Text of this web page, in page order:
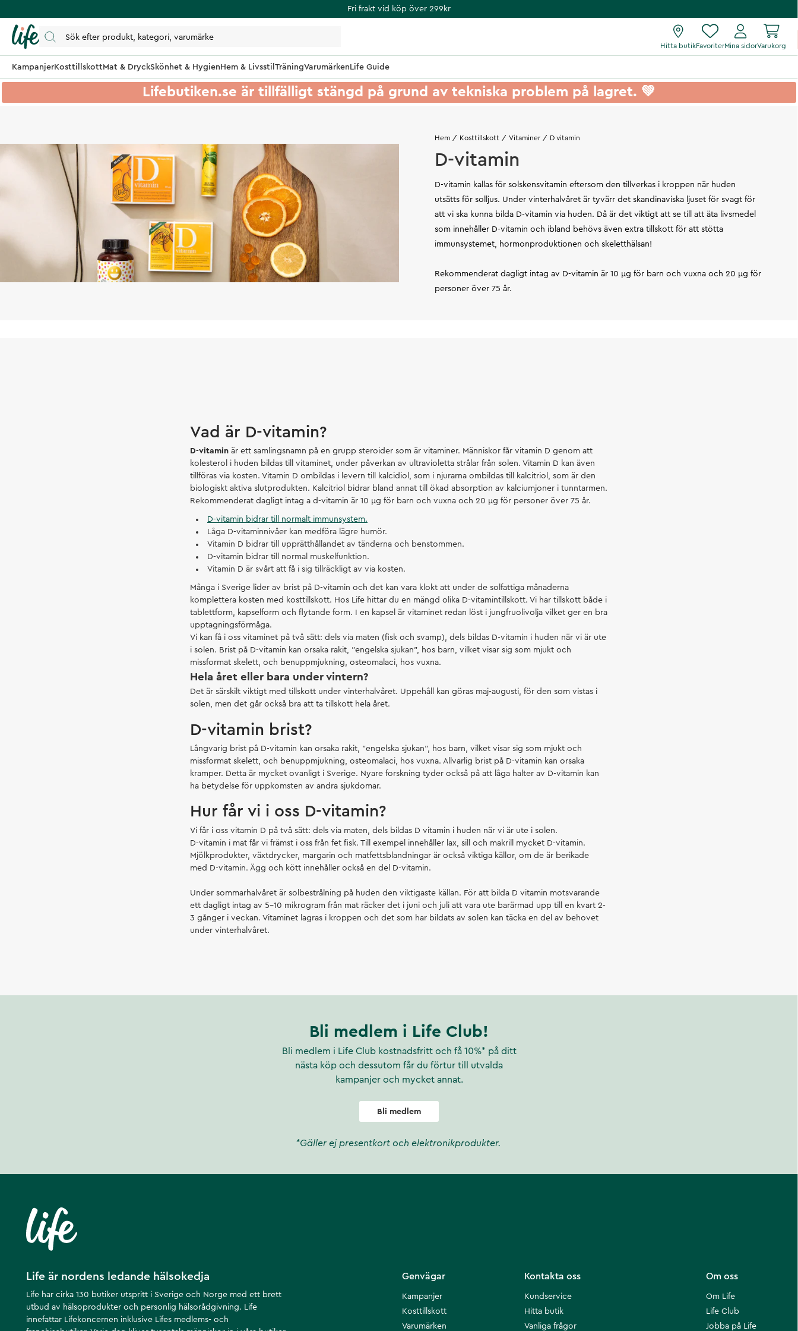
Fri frakt vid köp över 299kr
Hitta butikFavoriterMina sidorVarukorg
KampanjerKosttillskottMat & DryckSkönhet & HygienHem & Livsstil TräningVarumärkenLife Guide
Lifebutiken.se är tillfälligt stängd på grund av tekniska problem på lagret. 💚
Hem Kosttillskott Vitaminer D vitamin
D-vitamin
D-vitamin kallas för solskensvitamin eftersom den tillverkas i kroppen när huden
utsätts för solljus. Under vinterhalvåret är tyvärr det skandinaviska ljuset för svagt för
att vi ska kunna bilda D-vitamin via huden. Då är det viktigt att se till att äta livsmedel
som innehåller D-vitamin och ibland behövs även extra tillskott för att stötta
immunsystemet, hormonproduktionen och skeletthälsan!
Rekommenderat dagligt intag av D-vitamin är 10 μg för barn och vuxna och 20 μg för
personer över 75 år.
Vad är D-vitamin?
D-vitamin är ett samlingsnamn på en grupp steroider som är vitaminer. Människor får vitamin D genom att
kolesterol i huden bildas till vitaminet, under påverkan av ultravioletta strålar från solen. Vitamin D kan även
tillföras via kosten. Vitamin D ombildas i levern till kalcidiol, som i njurarna ombildas till kalcitriol, som är den
biologiskt aktiva slutprodukten. Kalcitriol bidrar bland annat till ökad absorption av kalciumjoner i tunntarmen.
Rekommenderat dagligt intag a d-vitamin är 10 μg för barn och vuxna och 20 μg för personer över 75 år.
D-vitamin bidrar till normalt immunsystem.
Låga D-vitaminnivåer kan medföra lägre humör.
Vitamin D bidrar till upprätthållandet av tänderna och benstommen.
D-vitamin bidrar till normal muskelfunktion.
Vitamin D är svårt att få i sig tillräckligt av via kosten.
Många i Sverige lider av brist på D-vitamin och det kan vara klokt att under de solfattiga månaderna
komplettera kosten med kosttillskott. Hos Life hittar du en mängd olika D-vitamintillskott. Vi har tillskott både i
tablettform, kapselform och flytande form. I en kapsel är vitaminet redan löst i jungfruolivolja vilket ger en bra
upptagningsförmåga.
Vi kan få i oss vitaminet på två sätt: dels via maten (fisk och svamp), dels bildas D-vitamin i huden när vi är ute
i solen. Brist på D-vitamin kan orsaka rakit, "engelska sjukan", hos barn, vilket visar sig som mjukt och
missformat skelett, och benuppmjukning, osteomalaci, hos vuxna.
Hela året eller bara under vintern?
Det är särskilt viktigt med tillskott under vinterhalvåret. Uppehåll kan göras maj-augusti, för den som vistas i
solen, men det går också bra att ta tillskott hela året.
D-vitamin brist?
Långvarig brist på D-vitamin kan orsaka rakit, "engelska sjukan", hos barn, vilket visar sig som mjukt och
missformat skelett, och benuppmjukning, osteomalaci, hos vuxna. Allvarlig brist på D-vitamin kan orsaka
kramper. Detta är mycket ovanligt i Sverige. Nyare forskning tyder också på att låga halter av D-vitamin kan
ha betydelse för uppkomsten av andra sjukdomar.
Hur får vi i oss D-vitamin?
Vi får i oss vitamin D på två sätt: dels via maten, dels bildas D vitamin i huden när vi är ute i solen.
D-vitamin i mat får vi främst i oss från fet fisk. Till exempel innehåller lax, sill och makrill mycket D-vitamin.
Mjölkprodukter, växtdrycker, margarin och matfettsblandningar är också viktiga källor, om de är berikade
med D-vitamin. Ägg och kött innehåller också en del D-vitamin.
Under sommarhalvåret är solbestrålning på huden den viktigaste källan. För att bilda D vitamin motsvarande
ett dagligt intag av 5-10 mikrogram från mat räcker det i juni och juli att vara ute barärmad upp till en kvart 2-
3 gånger i veckan. Vitaminet lagras i kroppen och det som har bildats av solen kan täcka en del av behovet
under vinterhalvåret.
Bli medlem i Life Club!
Bli medlem i Life Club kostnadsfritt och få 10%* på ditt
nästa köp och dessutom får du förtur till utvalda
kampanjer och mycket annat.
Bli medlem
*Gäller ej presentkort och elektronikprodukter.
Life är nordens ledande hälsokedja
Life har cirka 130 butiker utspritt i Sverige och Norge med ett brett
utbud av hälsoprodukter och personlig hälsorådgivning. Life
innefattar Lifekoncernen inklusive Lifes medlems- och
Om oss
Om Life
Life Club
Jobba på Life
Kontakta oss
Kundservice
Hitta butik
Vanliga frågor
Genvägar
Kampanjer
Kosttillskott
Varumärken